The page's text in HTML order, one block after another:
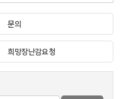
문의
희망장난감요청